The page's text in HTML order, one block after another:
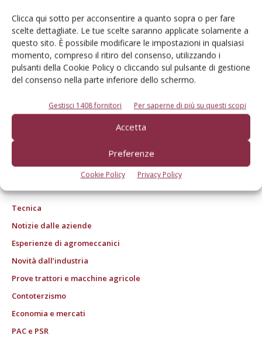
Clicca qui sotto per acconsentire a quanto sopra o per fare
scelte dettagliate. Le tue scelte saranno applicate solamente a
questo sito. È possibile modificare le impostazioni in qualsiasi
momento, compreso il ritiro del consenso, utilizzando i
pulsanti della Cookie Policy o cliccando sul pulsante di gestione
del consenso nella parte inferiore dello schermo.
Gestisci 1408 fornitori Per saperne di più su questi scopi
Accetta
Preferenze
Cookie Policy Privacy Policy
© Tecniche Nuove Spa. Tutti i diritti riservati. Sede legale Via Eritrea 21 -
20157 Milano | Codice fiscale, Partita IVA e Iscrizione al Registro delle
imprese di Milano: 00753480151
Registrazione Tribunale di Milano n. 71 del 05/03/2014 (Precedentemente
registrata presso il Tribunale di Bologna n. 6111 del 12/06/1992)
ROC "Poste italiane Spa sped. Abbonamento Postale DL 353/2003 conv. L.
Tecnica
Notizie dalle aziende
Esperienze di agromeccanici
Novità dall’industria
Prove trattori e macchine agricole
Contoterzismo
Economia e mercati
PAC e PSR